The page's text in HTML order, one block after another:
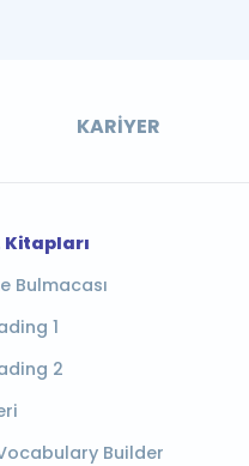
KARIYER
Kitapları
Bulmacası
1
2
Builder